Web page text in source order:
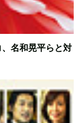
名和晃平らと対